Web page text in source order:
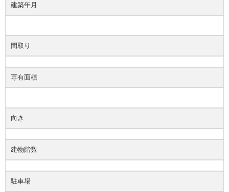
建築年月
間取り
専有面積
向き
建物階数
駐車場